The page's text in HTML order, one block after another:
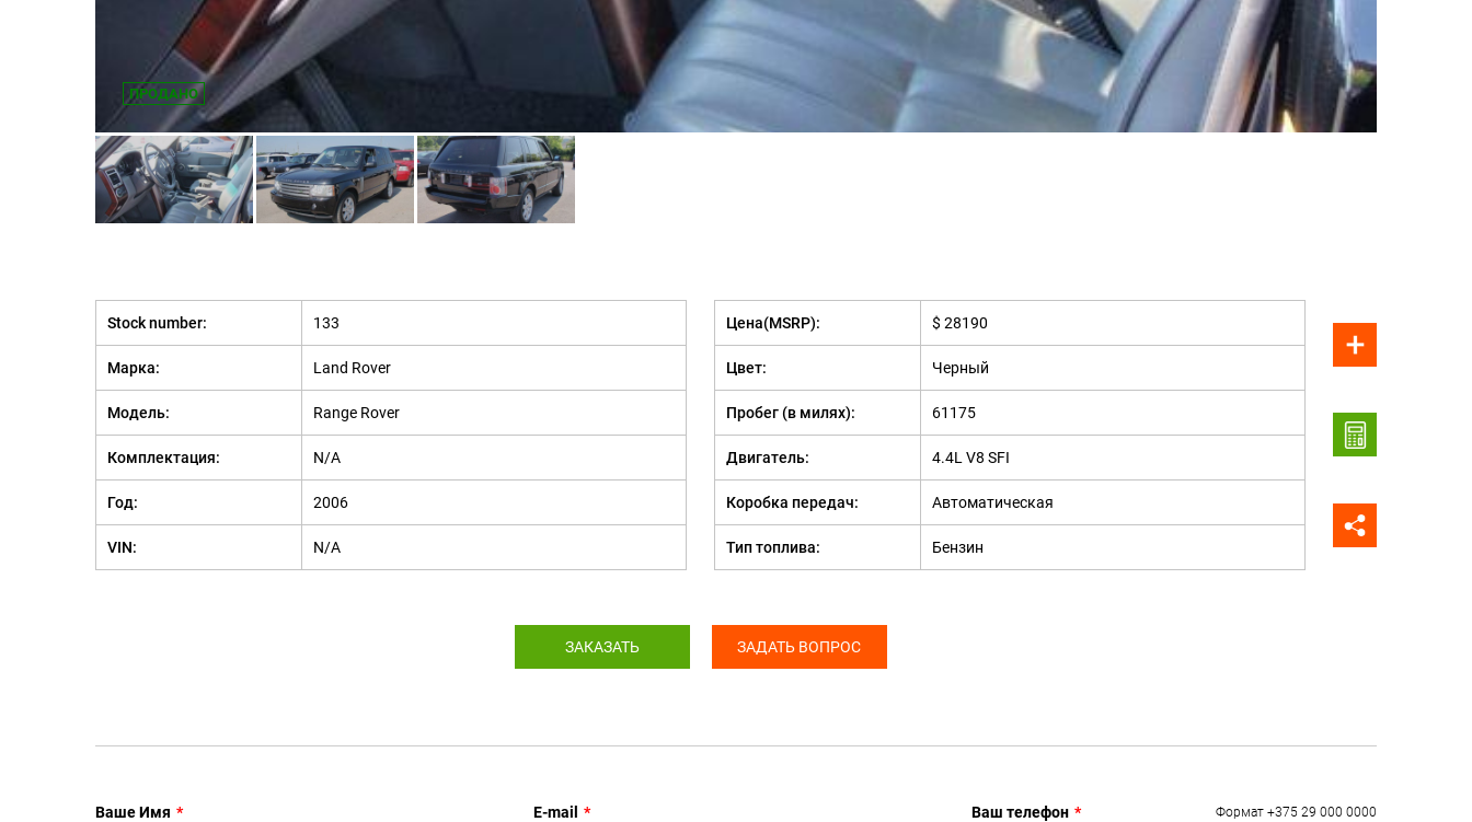
ПРОДАНО
Stock number: 133
Марка: Land Rover
Модель: Range Rover
Комплектация: N/A
Год: 2006
VIN: N/A
Цена(MSRP): $ 28190
Цвет: Черный
Пробег (в милях): 61175
Двигатель: 4.4L V8 SFI
Коробка передач: Автоматическая
Тип топлива: Бензин
ЗАКАЗАТЬ ЗАДАТЬ ВОПРОС
Ваше Имя * E-mail * Ваш телефон * Формат +375 29 000 0000